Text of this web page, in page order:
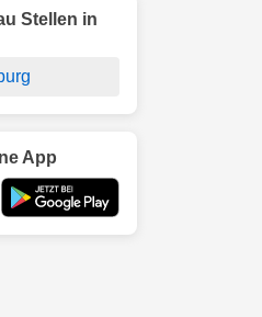
Stellen in
App